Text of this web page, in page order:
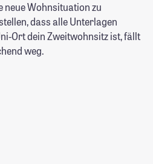
neue Wohnsituation zu
dass alle Unterlagen
Ort dein Zweitwohnsitz ist, fällt
weg.